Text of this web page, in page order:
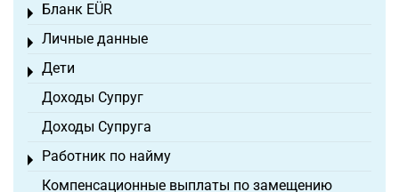
Бланк EÜR
Toggle menu
Личные данные
Toggle menu
Дети
Toggle menu
Доходы Супруг
Доходы Супруга
Работник по найму
Toggle menu
Компенсационные выплаты по замещению